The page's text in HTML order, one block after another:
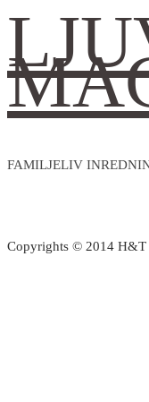
FAMILJELIV
Copyrights © 2014 H&T